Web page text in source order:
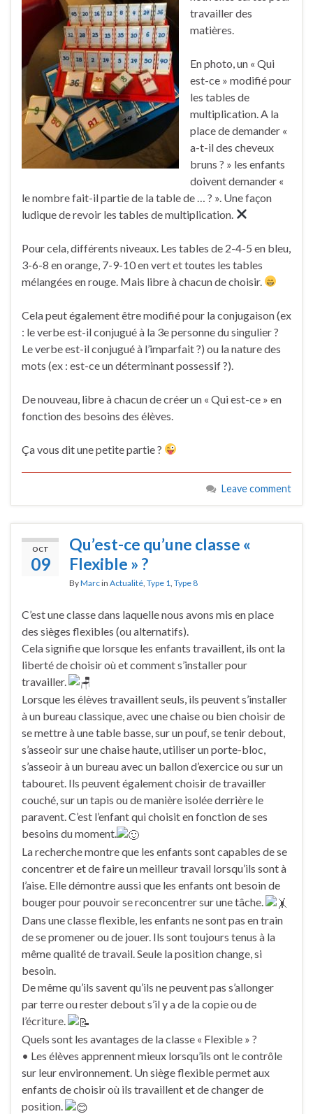
travailler des
matières.
En photo, un « Qui
est-ce » modifié pour
les tables de
multiplication. A la
place de demander «
a-t-il des cheveux
bruns ? » les enfants
doivent demander «
le nombre fait-il partie de la table de … ? ». Une façon
ludique de revoir les tables de multiplication.
Pour cela, différents niveaux. Les tables de 2-4-5 en bleu,
3-6-8 en orange, 7-9-10 en vert et toutes les tables
mélangées en rouge. Mais libre à chacun de choisir.
Cela peut également être modifié pour la conjugaison (ex
: le verbe est-il conjugué à la 3e personne du singulier ?
Le verbe est-il conjugué à l’imparfait ?) ou la nature des
mots (ex : est-ce un déterminant possessif ?).
De nouveau, libre à chacun de créer un « Qui est-ce » en
fonction des besoins des élèves.
Ça vous dit une petite partie ?
Leave comment
OCT
09
Qu’est-ce qu’une classe «
Flexible » ?
ByMarcin Actualité Type 1 Type 8
C’est une classe dans laquelle nous avons mis en place
des sièges flexibles (ou alternatifs).
Cela signifie que lorsque les enfants travaillent, ils ont la
liberté de choisir où et comment s’installer pour
travailler.
Lorsque les élèves travaillent seuls, ils peuvent s’installer
à un bureau classique, avec une chaise ou bien choisir de
se mettre à une table basse, sur un pouf, se tenir debout,
s’asseoir sur une chaise haute, utiliser un porte-bloc,
s’asseoir à un bureau avec un ballon d’exercice ou sur un
tabouret. Ils peuvent également choisir de travailler
couché, sur un tapis ou de manière isolée derrière le
paravent. C’est l’enfant qui choisit en fonction de ses
besoins du moment.
La recherche montre que les enfants sont capables de se
concentrer et de faire un meilleur travail lorsqu’ils sont à
l’aise. Elle démontre aussi que les enfants ont besoin de
bouger pour pouvoir se reconcentrer sur une tâche.
Dans une classe flexible, les enfants ne sont pas en train
de se promener ou de jouer. Ils sont toujours tenus à la
même qualité de travail. Seule la position change, si
besoin.
De même qu’ils savent qu’ils ne peuvent pas s’allonger
par terre ou rester debout s’il y a de la copie ou de
l’écriture.
Quels sont les avantages de la classe « Flexible » ?
• Les élèves apprennent mieux lorsqu’ils ont le contrôle
sur leur environnement. Un siège flexible permet aux
enfants de choisir où ils travaillent et de changer de
position.